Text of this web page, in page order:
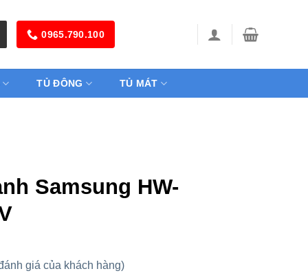
0965.790.100
TỦ ĐÔNG TỦ MÁT
Samsung HW-
giá của khách hàng)